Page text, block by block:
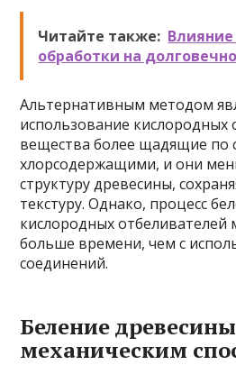
Читайте также:
обработки на
Альтернативным методом
использование кислородных
вещества более щадящие по
хлорсодержащими, и они
структуру древесины,
текстуру. Однако, процесс
кислородных отбеливателей
больше времени, чем с
соединений.
Беление древесины
механическим